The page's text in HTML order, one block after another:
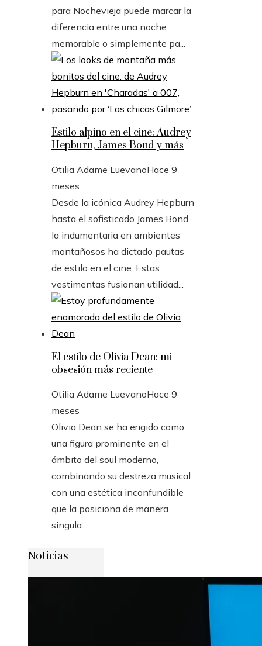
para Nochevieja puede marcar la
diferencia entre una noche
memorable o simplemente pa...
Estilo alpino en el cine: Audrey
Hepburn, James Bond y más
Otilia Adame LuevanoHace 9
meses
Desde la icónica Audrey Hepburn
hasta el sofisticado James Bond,
la indumentaria en ambientes
montañosos ha dictado pautas
de estilo en el cine. Estas
vestimentas fusionan utilidad...
El estilo de Olivia Dean: mi
obsesión más reciente
Otilia Adame LuevanoHace 9
meses
Olivia Dean se ha erigido como
una figura prominente en el
ámbito del soul moderno,
combinando su destreza musical
con una estética inconfundible
que la posiciona de manera
singula...
Noticias